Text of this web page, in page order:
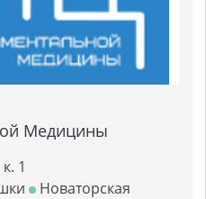
Медицины
1
Новаторская